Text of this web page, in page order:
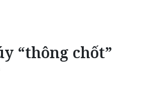
“thông chốt”